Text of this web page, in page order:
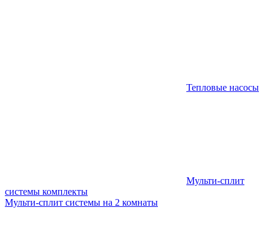
Тепловые насосы
Мульти-сплит
системы комплекты
Мульти-сплит системы на 2 комнаты